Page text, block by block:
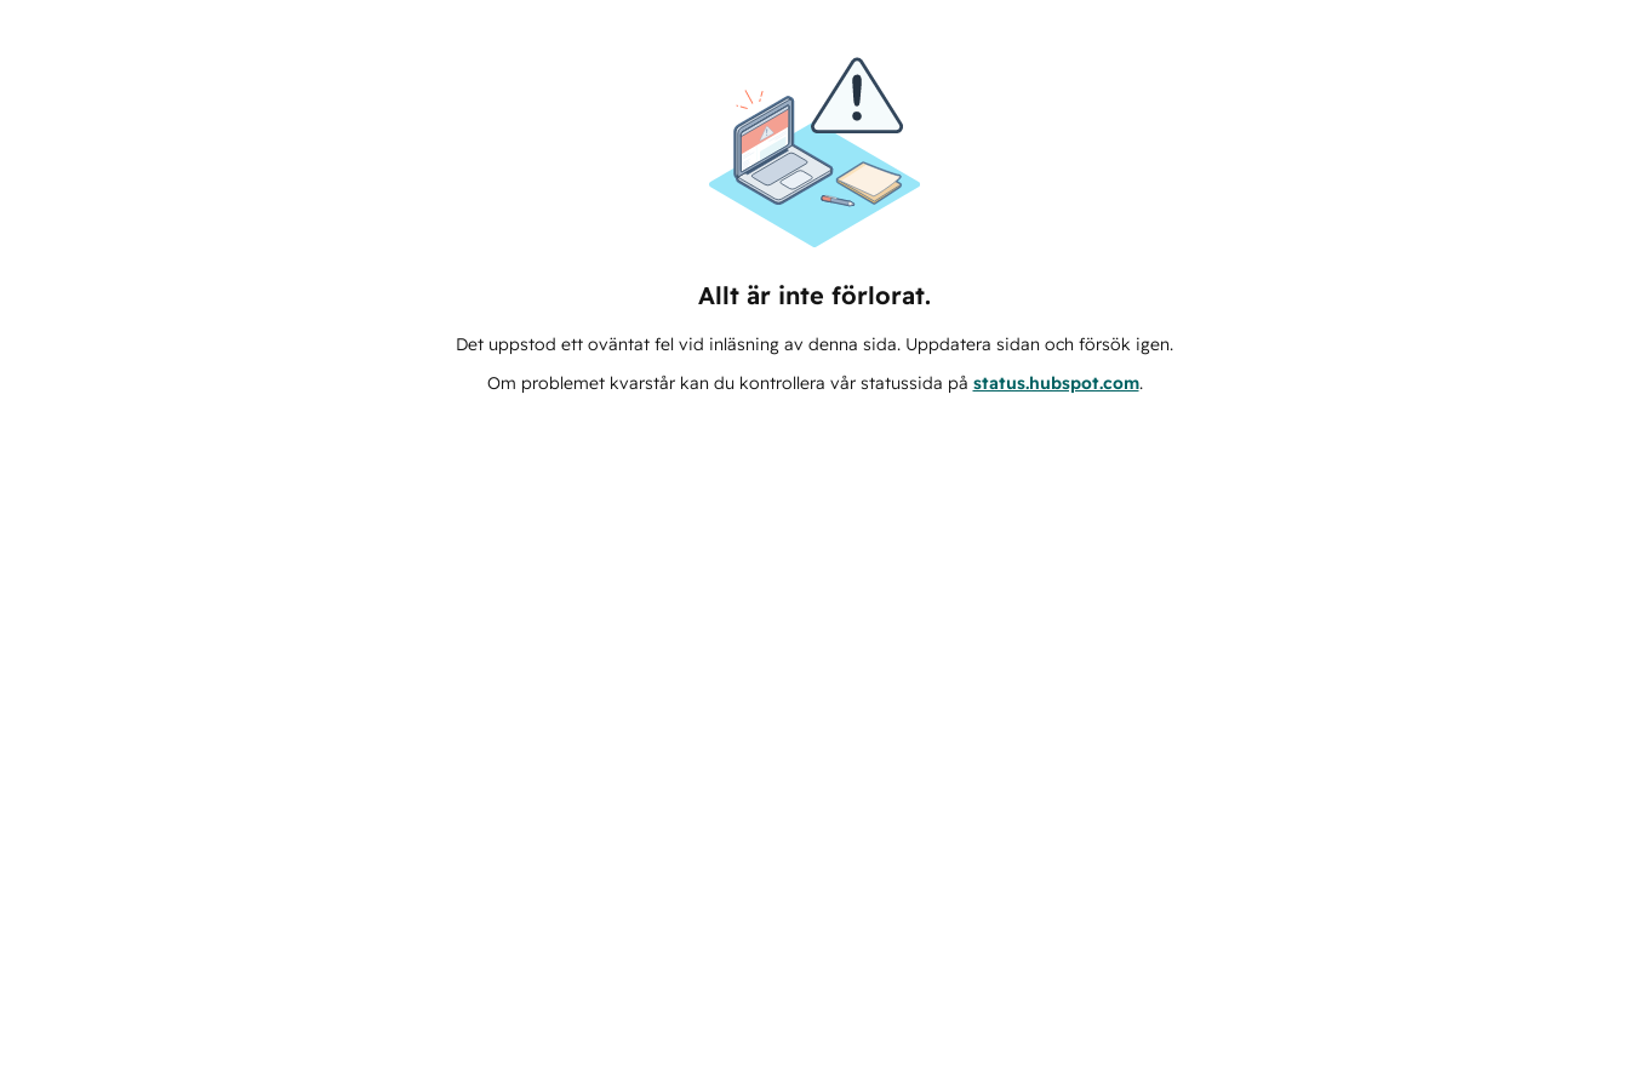
Allt är inte förlorat.
Det uppstod ett oväntat fel vid inläsning av denna sida. Uppdatera sidan och försök igen.
Om problemet kvarstår kan du kontrollera vår statussida på status.hubspot.com.